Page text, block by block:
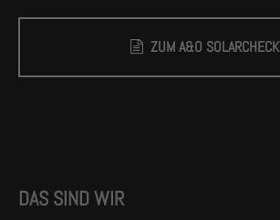
ZUM A&O SOLARCHECK
DAS SIND WIR